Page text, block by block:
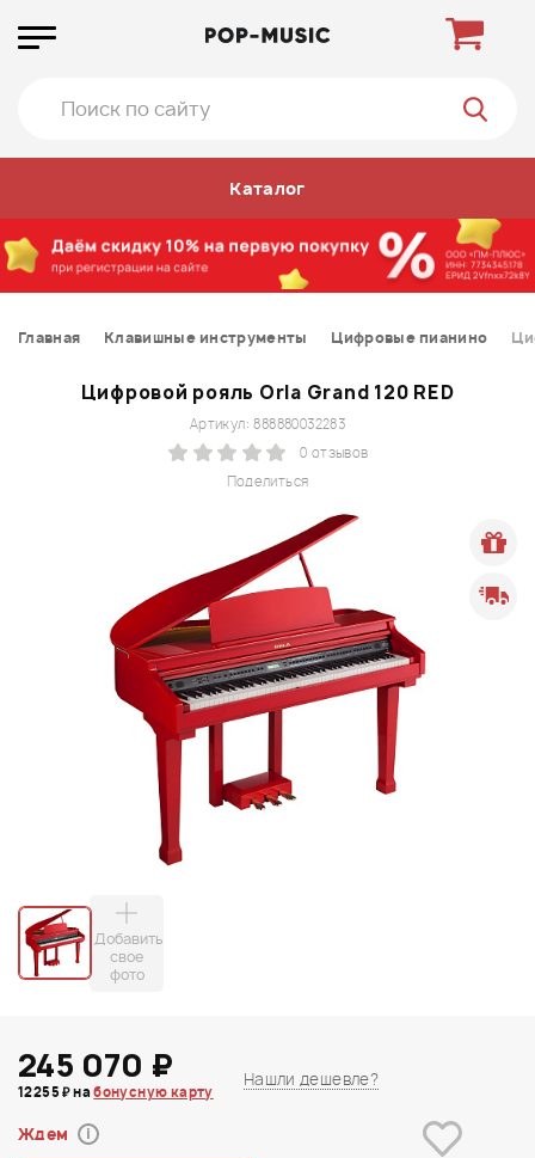
Каталог
Главная Клавишные инструменты Цифровые пианино
Цифровой рояль Orla Grand 120 RED
Поделиться
Артикул: 888880032283
0 отзывов
Добавить
свое
фото
245 070 ₽
12255 ₽ набонусную карту
Нашли дешевле?
Ждем i